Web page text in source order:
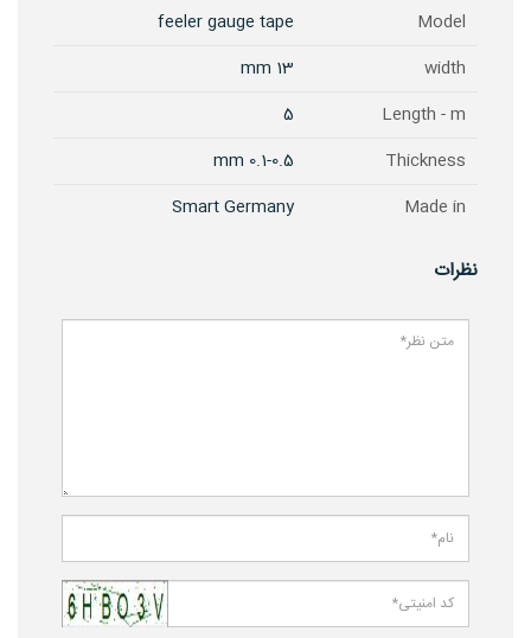
Model
feeler gauge tape
width
13 mm
Length - m
5
Thickness
0.1-0.5 mm
Made in
Smart Germany
نظرات